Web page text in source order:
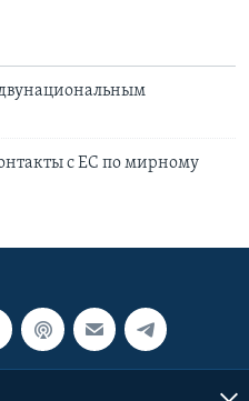
с ЕС по мирному